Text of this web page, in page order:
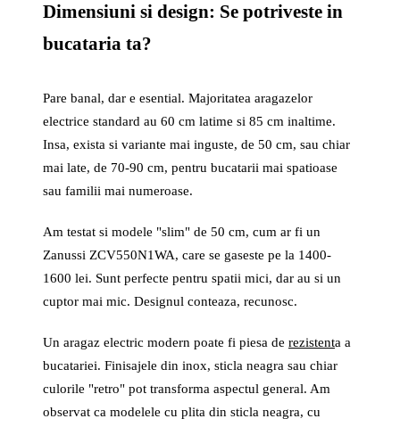
Dimensiuni si design: Se potriveste in
bucataria ta?
Pare banal, dar e esential. Majoritatea aragazelor
electrice standard au 60 cm latime si 85 cm inaltime.
Insa, exista si variante mai inguste, de 50 cm, sau chiar
mai late, de 70-90 cm, pentru bucatarii mai spatioase
sau familii mai numeroase.
Am testat si modele "slim" de 50 cm, cum ar fi un
Zanussi ZCV550N1WA, care se gaseste pe la 1400-
1600 lei. Sunt perfecte pentru spatii mici, dar au si un
cuptor mai mic. Designul conteaza, recunosc.
Un aragaz electric modern poate fi piesa de rezistenta a
bucatariei. Finisajele din inox, sticla neagra sau chiar
culorile "retro" pot transforma aspectul general. Am
observat ca modelele cu plita din sticla neagra, cu